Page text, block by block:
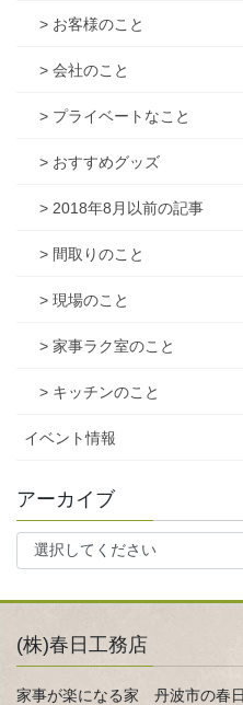
> お客様のこと
> 会社のこと
> プライベートなこと
> おすすめグッズ
> 2018年8月以前の記事
> 間取りのこと
> 現場のこと
> 家事ラク室のこと
> キッチンのこと
イベント情報
アーカイブ
(株)春日工務店
家事が楽になる家 丹波市の春